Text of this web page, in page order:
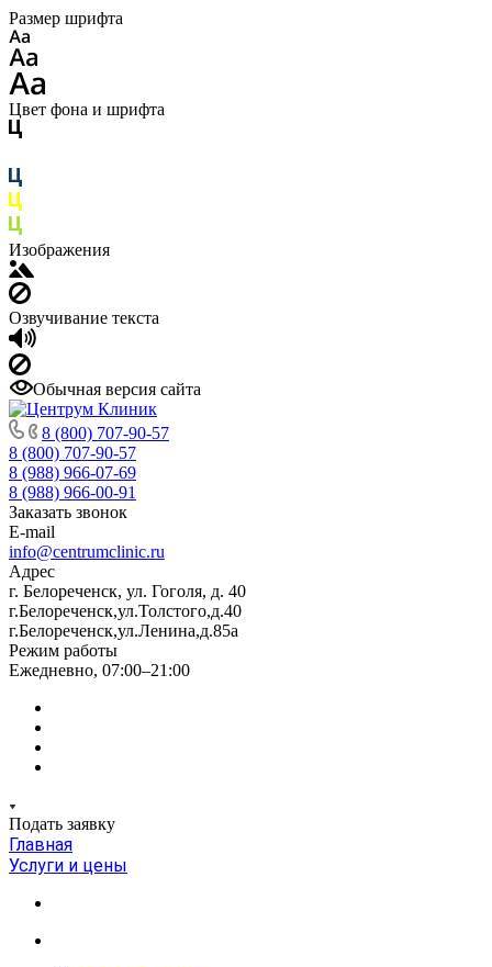
Размер шрифта
Цвет фона и шрифта
Изображения
Озвучивание текста
Обычная версия сайта
8 (800) 707-90-57
8 (800) 707-90-57
8 (988) 966-07-69
8 (988) 966-00-91
Заказать звонок
E-mail
info@centrumclinic.ru
Адрес
г. Белореченск, ул. Гоголя, д. 40
г.Белореченск,ул.Толстого,д.40
г.Белореченск,ул.Ленина,д.85а
Режим работы
Ежедневно, 07:00–21:00
Подать заявку
Главная
Услуги и цены